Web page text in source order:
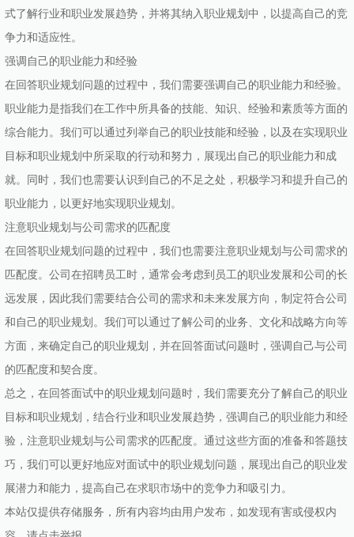
式了解行业和职业发展趋势，并将其纳入职业规划中，以提高自己的竞
争力和适应性。
强调自己的职业能力和经验
在回答职业规划问题的过程中，我们需要强调自己的职业能力和经验。
职业能力是指我们在工作中所具备的技能、知识、经验和素质等方面的
综合能力。我们可以通过列举自己的职业技能和经验，以及在实现职业
目标和职业规划中所采取的行动和努力，展现出自己的职业能力和成
就。同时，我们也需要认识到自己的不足之处，积极学习和提升自己的
职业能力，以更好地实现职业规划。
注意职业规划与公司需求的匹配度
在回答职业规划问题的过程中，我们也需要注意职业规划与公司需求的
匹配度。公司在招聘员工时，通常会考虑到员工的职业发展和公司的长
远发展，因此我们需要结合公司的需求和未来发展方向，制定符合公司
和自己的职业规划。我们可以通过了解公司的业务、文化和战略方向等
方面，来确定自己的职业规划，并在回答面试问题时，强调自己与公司
的匹配度和契合度。
总之，在回答面试中的职业规划问题时，我们需要充分了解自己的职业
目标和职业规划，结合行业和职业发展趋势，强调自己的职业能力和经
验，注意职业规划与公司需求的匹配度。通过这些方面的准备和答题技
巧，我们可以更好地应对面试中的职业规划问题，展现出自己的职业发
展潜力和能力，提高自己在求职市场中的竞争力和吸引力。
本站仅提供存储服务，所有内容均由用户发布，如发现有害或侵权内